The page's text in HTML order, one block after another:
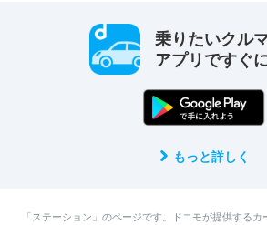
乗りたいクル
アプリですぐ
もっと詳しく
「ステーション」のページです。ドコモが提供するカ